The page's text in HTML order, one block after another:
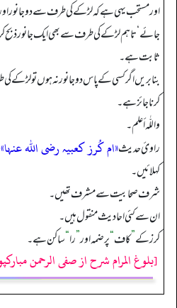
اور مستحب یہی ہے کہ لڑکے کی طرف سے دو جانور
جائے‘ تاہم لڑکے کی طرف سے بھی ایک جانور ذبح
ثابت ہے۔
بنابریں اگر کسی کے پاس دو جانور نہ ہوں تو لڑکے
کرنا جائز ہے۔
واللّٰہ أعلم۔
راوئ حدیث«ام کُرز کعبیہ رضی اللہ عنہا»
کہلائیں۔
شرف صحابیت سے مشرف تھیں۔
ان سے کئی احادیث منقول ہیں۔
کرز کے”کاف“پر ضمہ اور”را“ساکن ہے۔
[بلوغ المرام شرح از صفی الرحمن